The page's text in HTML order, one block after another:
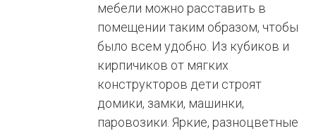
мебели можно расставить в
помещении таким образом, чтобы
было всем удобно. Из кубиков и
кирпичиков от мягких
конструкторов дети строят
домики, замки, машинки,
паровозики. Яркие, разноцветные